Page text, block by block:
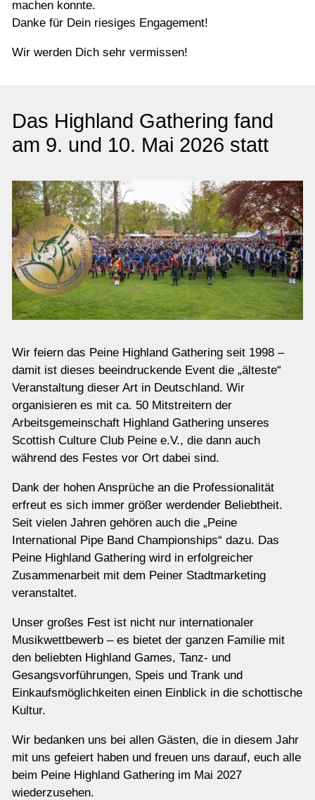
machen konnte.
Danke für Dein riesiges Engagement!
Wir werden Dich sehr vermissen!
Das Highland Gathering fand
am 9. und 10. Mai 2026 statt
Wir feiern das Peine Highland Gathering seit 1998 –
damit ist dieses beeindruckende Event die „älteste“
Veranstaltung dieser Art in Deutschland. Wir
organisieren es mit ca. 50 Mitstreitern der
Arbeitsgemeinschaft Highland Gathering unseres
Scottish Culture Club Peine e.V., die dann auch
während des Festes vor Ort dabei sind.
Dank der hohen Ansprüche an die Professionalität
erfreut es sich immer größer werdender Beliebtheit.
Seit vielen Jahren gehören auch die „Peine
International Pipe Band Championships“ dazu. Das
Peine Highland Gathering wird in erfolgreicher
Zusammenarbeit mit dem Peiner Stadtmarketing
veranstaltet.
Unser großes Fest ist nicht nur internationaler
Musikwettbewerb – es bietet der ganzen Familie mit
den beliebten Highland Games, Tanz- und
Gesangsvorführungen, Speis und Trank und
Einkaufsmöglichkeiten einen Einblick in die schottische
Kultur.
Wir bedanken uns bei allen Gästen, die in diesem Jahr
mit uns gefeiert haben und freuen uns darauf, euch alle
beim Peine Highland Gathering im Mai 2027
wiederzusehen.